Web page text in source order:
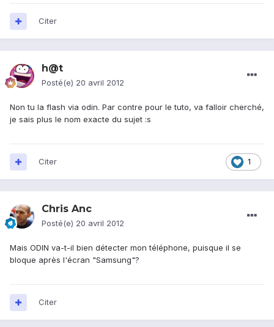
Citer
h@t
Posté(e) 20 avril 2012
Non tu la flash via odin. Par contre pour le tuto, va falloir cherché,
je sais plus le nom exacte du sujet :s
1
Citer
Chris Anc
Posté(e) 20 avril 2012
Mais ODIN va-t-il bien détecter mon téléphone, puisque il se
bloque après l'écran "Samsung"?
Citer